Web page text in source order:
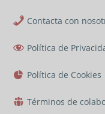
Contacta con
Política de
Política de Cookies
Términos de